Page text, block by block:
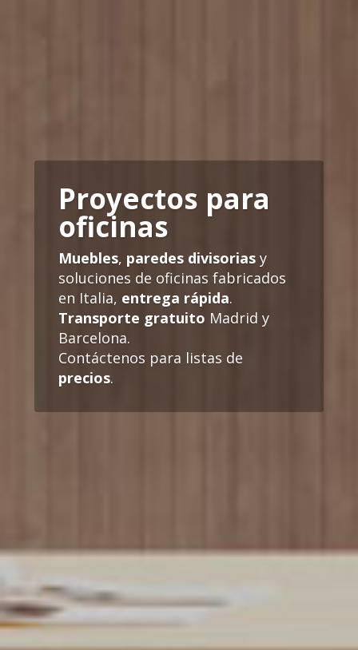
Proyectos para
oficinas
Muebles, paredes divisoriasy
soluciones de oficinas fabricados
en Italia, entrega rápida.
Transporte gratuito Madrid y
Barcelona.
Contáctenos para listas de
precios.